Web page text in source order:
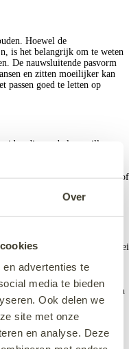
Over
advertenties te
media te bieden
Ook delen we
site met onze
en analyse. Deze
Hoewel de
is het belangrijk om te weten
De nauwsluitende pasvorm
en zitten moeilijker kan
passen goed te letten op
die een balans willen
en sensualiteit. Deze stijl
van de bruid op een
minimalistische versie of
trouwjurk zal zeker
op je trouwdag.
collectie trouwjurken in allerlei
een A-lijn jurk, een
wij hebben de perfecte
stoffen zoals satijn,
het beste past bij jouw stijl en